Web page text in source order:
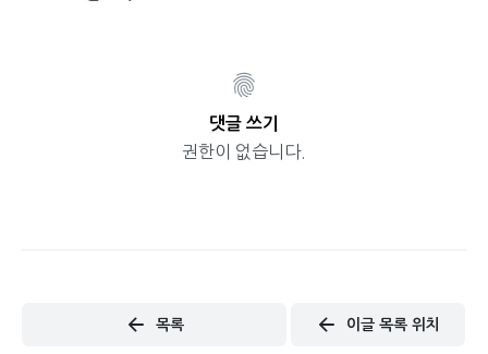
댓글 쓰기
권한이 없습니다.
목록 이글 목록 위치